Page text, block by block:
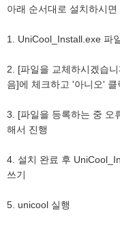
아래 순서대로 설치하시면
1. UniCool_Install.exe 파
2. [파일을 교체하시겠습
음]에 체크하고 '아니오' 클
3. [파일을 등록하는 중 오
해서 진행
4. 설치 완료 후
쓰기
5. unicool 실행